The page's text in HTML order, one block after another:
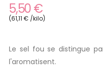
5,50 €
(61,11 € /kilo)
Le sel fou se distingue
l'aromatisent.